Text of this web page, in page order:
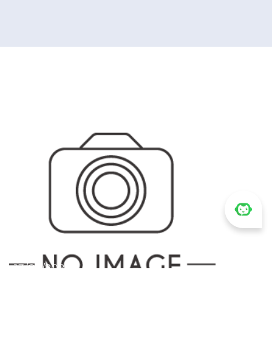
13/03/2025